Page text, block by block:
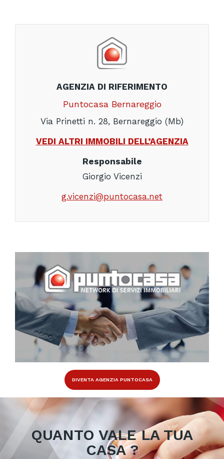
AGENZIA DI RIFERIMENTO
Puntocasa Bernareggio
Via Prinetti n. 28, Bernareggio (Mb)
VEDI ALTRI IMMOBILI DELL’AGENZIA
Responsabile
Giorgio Vicenzi
g.vicenzi@puntocasa.net
DIVENTA AGENZIA PUNTOCASA
QUANTO VALE LA TUA
CASA ?